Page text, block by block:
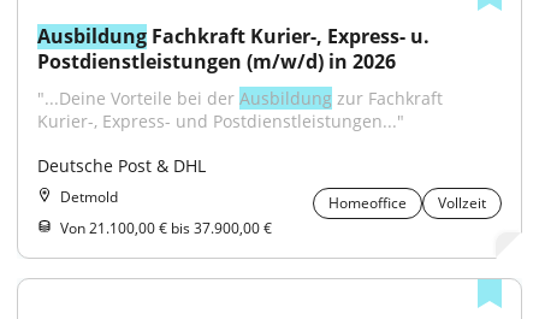
Ausbildung Fachkraft Kurier-, Express- u.
Postdienstleistungen (m/w/d) in 2026
"...Deine Vorteile bei der Ausbildung zur Fachkraft
Kurier-, Express- und Postdienstleistungen..."
Deutsche Post & DHL
Detmold Homeoffice
Vollzeit
Von 21.100,00 € bis 37.900,00 €